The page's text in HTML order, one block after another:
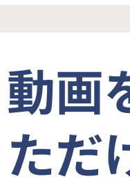
動画
ただ